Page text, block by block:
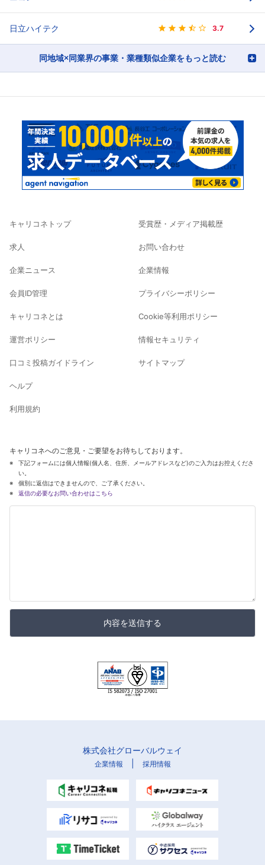
日立ハイテク 3.7
同地域×同業界の事業・業種類似企業をもっと読む
キャリコネトップ
求人
企業ニュース
会員ID管理
キャリコネとは
運営ポリシー
口コミ投稿ガイドライン
ヘルプ
利用規約
受賞歴・メディア掲載歴
お問い合わせ
企業情報
プライバシーポリシー
Cookie等利用ポリシー
情報セキュリティ
サイトマップ
キャリコネへのご意見・ご要望をお待ちしております。
下記フォームには個人情報(個人名、住所、メールアドレスなど)のご入力はお控えくださ
い。
個別に返信はできませんので、ご了承ください。
返信の必要なお問い合わせはこちら
内容を送信する
株式会社グローバルウェイ
企業情報 採用情報